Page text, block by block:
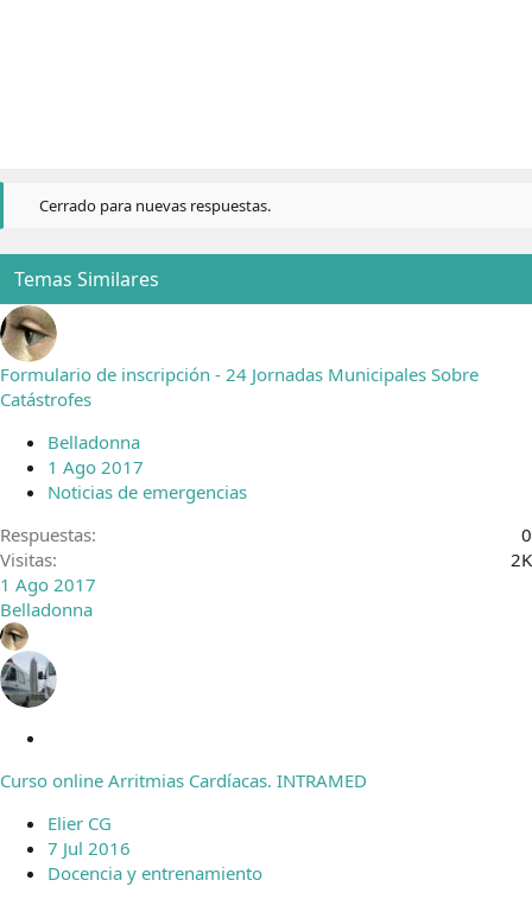
Cerrado para nuevas respuestas.
Temas Similares
Formulario de inscripción - 24 Jornadas Municipales Sobre
Catástrofes
Belladonna
1 Ago 2017
Noticias de emergencias
Respuestas
0
Visitas
2K
1 Ago 2017
Belladonna
r
a
d
o
Curso online Arritmias Cardíacas. INTRAMED
Elier CG
7 Jul 2016
Docencia y entrenamiento